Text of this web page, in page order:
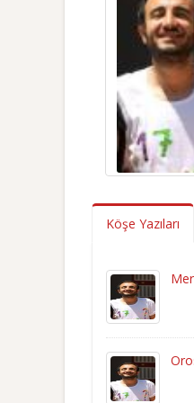
Köşe Yazıları